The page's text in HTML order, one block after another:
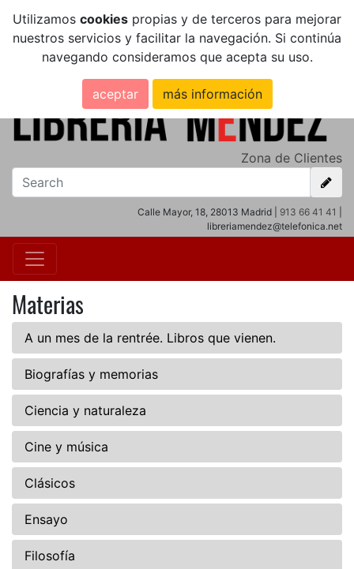
Utilizamos cookies propias y de terceros para mejorar
nuestros servicios y facilitar la navegación. Si continúa
navegando consideramos que acepta su uso.
aceptar más información
Zona de Clientes
Calle Mayor, 18, 28013 Madrid | 913 66 41 41
libreriamendez@telefonica.net
Materias
A un mes de la rentrée. Libros que vienen.
Biografías y memorias
Ciencia y naturaleza
Cine y música
Clásicos
Ensayo
Filosofía